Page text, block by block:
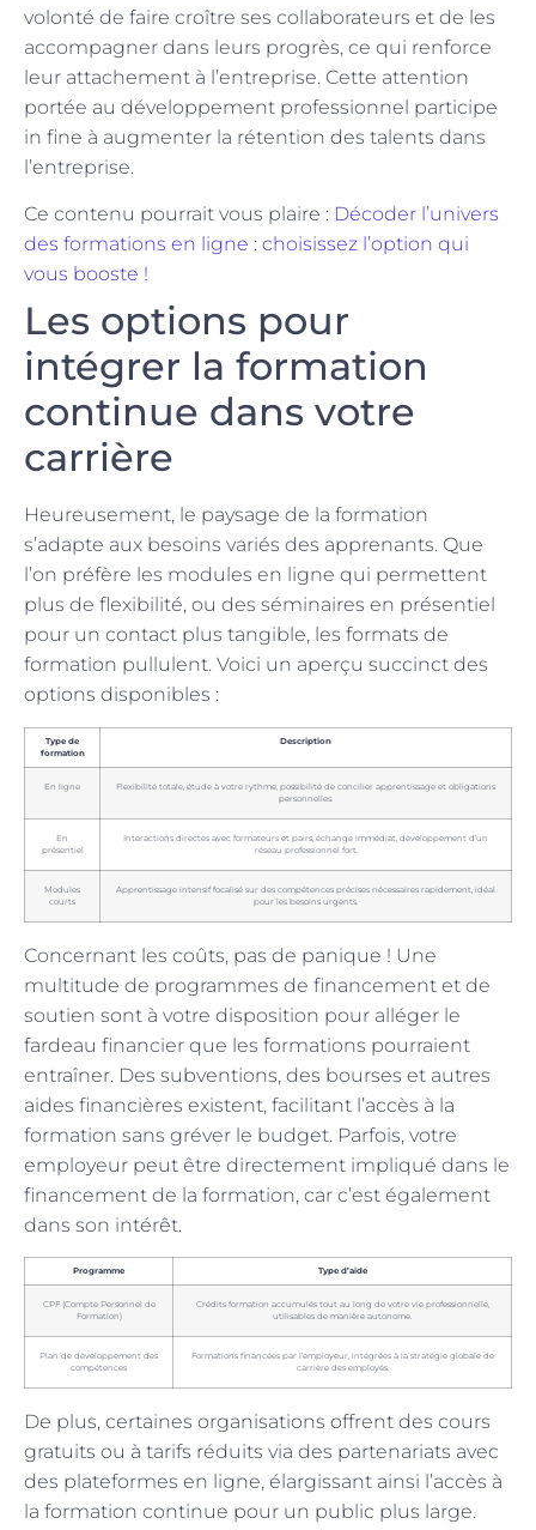
volonté de faire croître ses collaborateurs et de les
accompagner dans leurs progrès, ce qui renforce
leur attachement à l’entreprise. Cette attention
portée au développement professionnel participe
in fine à augmenter la rétention des talents dans
l’entreprise.
Ce contenu pourrait vous plaire : Décoder l’univers
des formations en ligne : choisissez l’option qui
vous booste !
Les options pour
intégrer la formation
continue dans votre
carrière
Heureusement, le paysage de la formation
s’adapte aux besoins variés des apprenants. Que
l’on préfère les modules en ligne qui permettent
plus de flexibilité, ou des séminaires en présentiel
pour un contact plus tangible, les formats de
formation pullulent. Voici un aperçu succinct des
options disponibles :
Type de
formation
Description
En ligne
Flexibilité totale, étude à votre rythme, possibilité de concilier apprentissage et obligations
personnelles.
En
présentiel
Interactions directes avec formateurs et pairs, échange immédiat, développement d’un
réseau professionnel fort.
Modules
courts
Apprentissage intensif focalisé sur des compétences précises nécessaires rapidement, idéal
pour les besoins urgents.
Concernant les coûts, pas de panique ! Une
multitude de programmes de financement et de
soutien sont à votre disposition pour alléger le
fardeau financier que les formations pourraient
entraîner. Des subventions, des bourses et autres
aides financières existent, facilitant l’accès à la
formation sans gréver le budget. Parfois, votre
employeur peut être directement impliqué dans le
financement de la formation, car c’est également
dans son intérêt.
Programme Type d’aide
CPF (Compte Personnel de
Formation)
Crédits formation accumulés tout au long de votre vie professionnelle,
utilisables de manière autonome.
Plan de développement des
compétences
Formations financées par l’employeur, intégrées à la stratégie globale de
carrière des employés.
De plus, certaines organisations offrent des cours
gratuits ou à tarifs réduits via des partenariats avec
des plateformes en ligne, élargissant ainsi l’accès à
la formation continue pour un public plus large.